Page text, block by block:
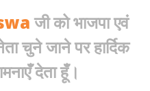
जी को भाजपा एवं
चुने जाने पर हार्दिक
देता हूँ।